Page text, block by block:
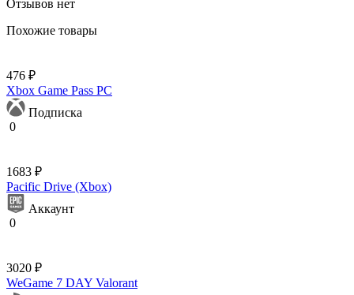
Отзывов нет
Похожие товары
476 ₽
Xbox Game Pass PC
Подписка
0
1683 ₽
Pacific Drive (Xbox)
Аккаунт
0
3020 ₽
WeGame 7 DAY Valorant